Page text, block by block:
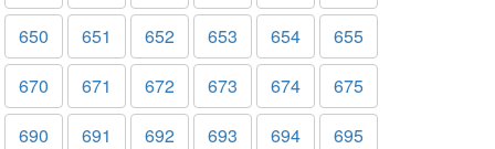
650
651 652 653 654
655
670
671 672 673 674
675
690
691 692 693 694
695